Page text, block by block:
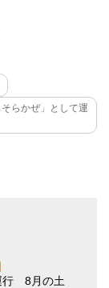
らかぜ」として運
行 8月の土